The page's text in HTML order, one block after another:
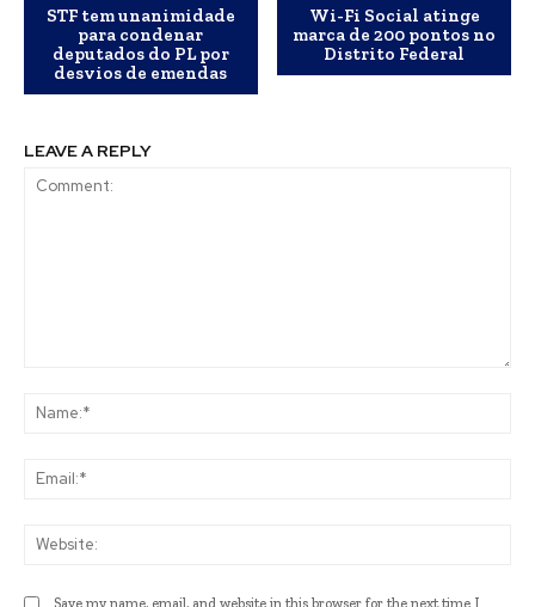
STF tem unanimidade
para condenar
deputados do PL por
desvios de emendas
Wi-Fi Social atinge
marca de 200 pontos no
Distrito Federal
LEAVE A REPLY